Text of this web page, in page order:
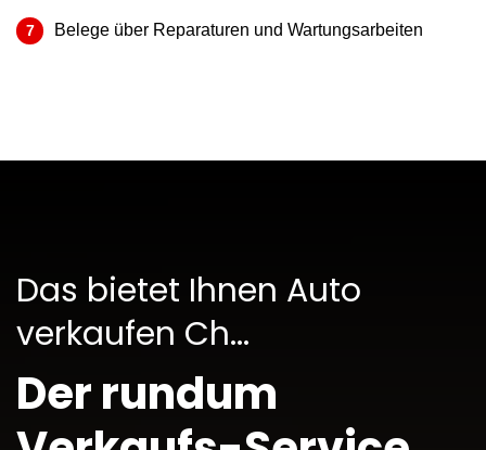
Belege über Reparaturen und Wartungsarbeiten
Das bietet Ihnen Auto
verkaufen Ch...
Der rundum